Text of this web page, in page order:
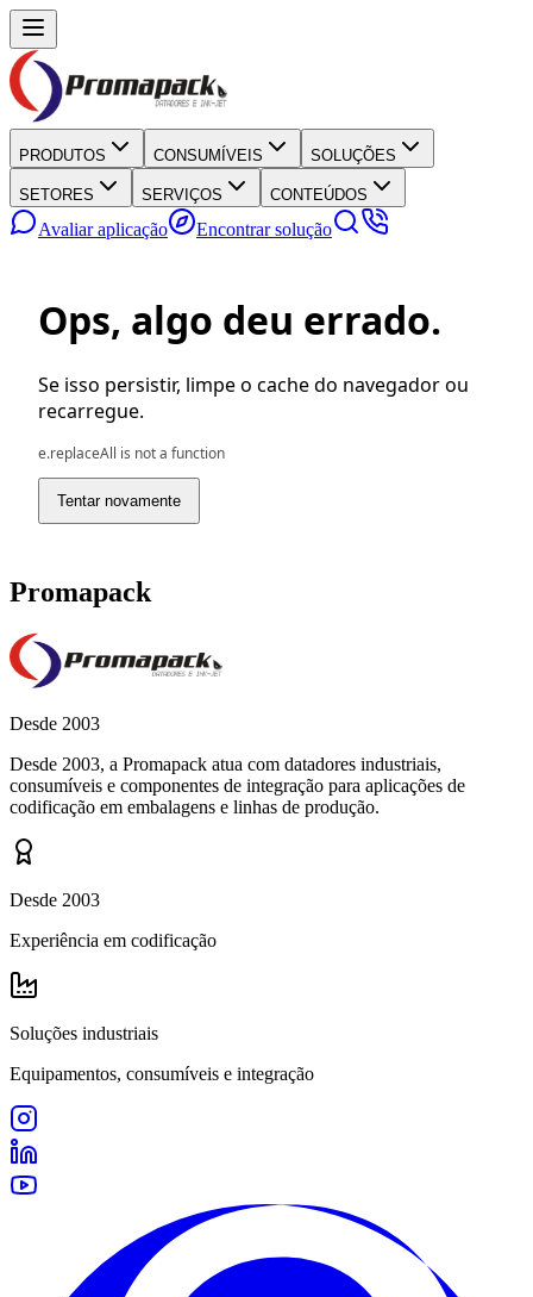
PRODUTOS CONSUMÍVEIS SOLUÇÕES
SETORES SERVIÇOS CONTEÚDOS
Avaliar aplicação Encontrar solução
Ops, algo deu errado.
Se isso persistir, limpe o cache do navegador ou
recarregue.
e.replaceAll is not a function
Tentar novamente
Promapack
Desde 2003
Desde 2003, a Promapack atua com datadores industriais,
consumíveis e componentes de integração para aplicações de
codificação em embalagens e linhas de produção.
Desde 2003
Experiência em codificação
Soluções industriais
Equipamentos, consumíveis e integração